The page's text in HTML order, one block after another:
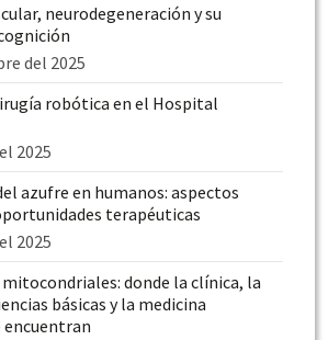
neurodegeneración y su
del 2025
robótica en el Hospital
2025
azufre en humanos: aspectos
terapéuticas
2025
donde la clínica, la
básicas y la medicina